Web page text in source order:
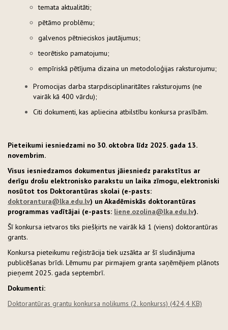
temata aktualitāti;
pētāmo problēmu;
galvenos pētnieciskos jautājumus;
teorētisko pamatojumu;
empīriskā pētījuma dizaina un metodoloģijas raksturojumu;
Promocijas darba starpdisciplinaritātes raksturojums (ne
vairāk kā 400 vārdu);
Citi dokumenti, kas apliecina atbilstību konkursa prasībām.
Pieteikumi iesniedzami no 30. oktobra līdz 2025. gada 13.
novembrim.
Visus iesniedzamos dokumentus jāiesniedz parakstītus ar
derīgu drošu elektronisko parakstu un laika zīmogu, elektroniski
nosūtot tos Doktorantūras skolai (e-pasts:
doktorantura@lka.edu.lv) un Akadēmiskās doktorantūras
programmas vadītājai (e-pasts: liene.ozolina@lka.edu.lv).
Šī konkursa ietvaros tiks piešķirts ne vairāk kā 1 (viens) doktorantūras
grants.
Konkursa pieteikumu reģistrācija tiek uzsākta ar šī sludinājuma
publicēšanas brīdi. Lēmumu par pirmajiem granta saņēmējiem plānots
pieņemt 2025. gada septembrī.
Dokumenti:
Doktorantūras grantu konkursa nolikums (2. konkurss) (424,4 KB)